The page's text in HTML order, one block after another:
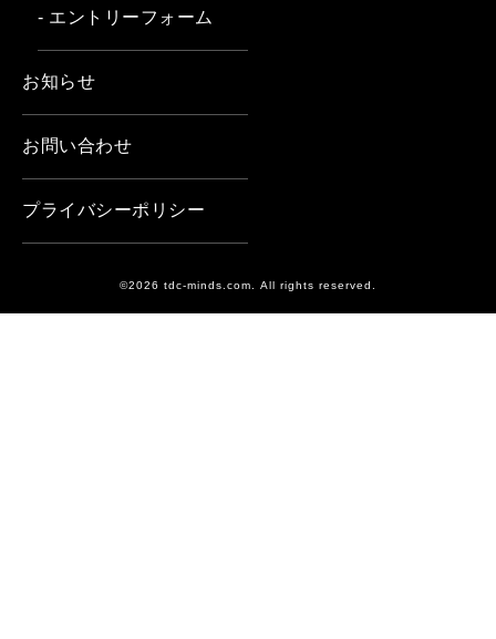
- エントリーフォーム
お知らせ
お問い合わせ
プライバシーポリシー
©2026 tdc-minds.com. All rights reserved.